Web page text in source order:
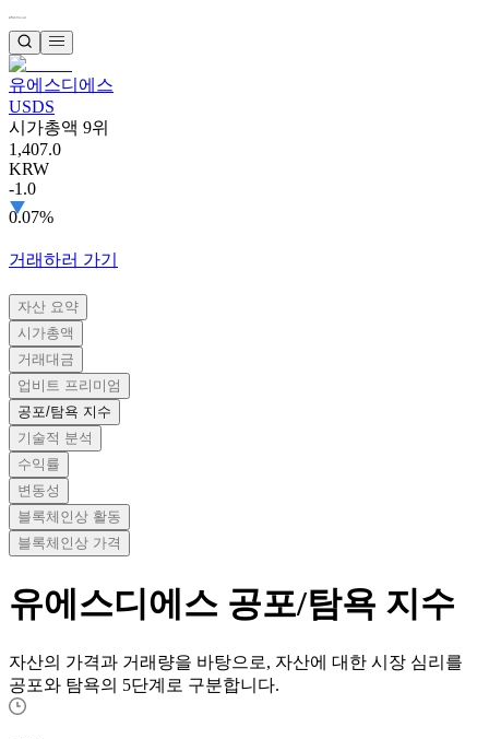
유에스디에스
USDS
시가총액 9위
1,407.0
KRW
-1.0
0.07%
거래하러 가기
자산 요약
시가총액
거래대금
업비트 프리미엄
공포/탐욕 지수
기술적 분석
수익률
변동성
블록체인상 활동
블록체인상 가격
유에스디에스 공포/탐욕 지수
자산의 가격과 거래량을 바탕으로, 자산에 대한 시장 심리를
공포와 탐욕의 5단계로 구분합니다.